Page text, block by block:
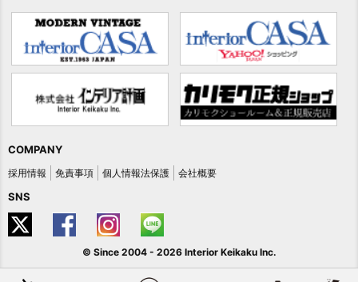
COMPANY
採用情報 免責事項 個人情報法保護 会社概要
SNS
© Since 2004 - 2026 Interior Keikaku Inc.